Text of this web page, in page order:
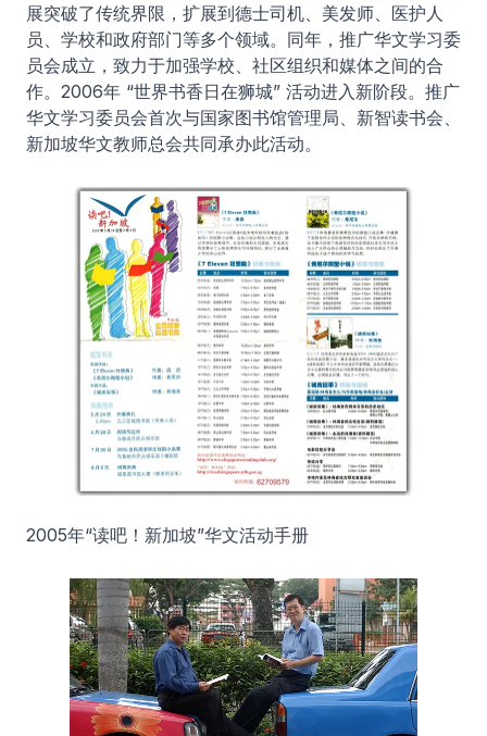
展突破了传统界限，扩展到德士司机、美发师、医护人
员、学校和政府部门等多个领域。同年，推广华文学习委
员会成立，致力于加强学校、社区组织和媒体之间的合
作。2006年 “世界书香日在狮城” 活动进入新阶段。推广
华文学习委员会首次与国家图书馆管理局、新智读书会、
新加坡华文教师总会共同承办此活动。
2005年“读吧！新加坡”华文活动手册